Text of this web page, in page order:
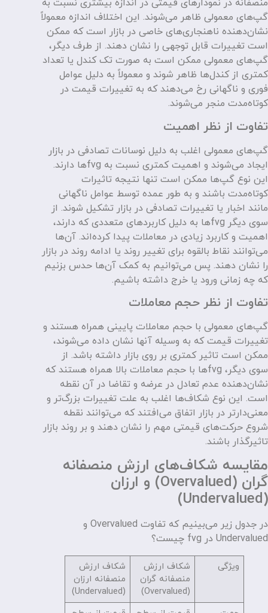
منصفانه در نمودارهای قیمتی در اندازه بیشتری نسبت به
گپ‌های معمولی ظاهر می‌شوند. این اختلاف اندازه معمولاً
نشان‌دهنده ناهنجاری‌های خاصی در بازار است که ممکن
است تغییرات قابل توجهی را نشان دهند. از طرف دیگر،
گپ‌های معمولی ممکن است به صورت تک کندل یا تعداد
کمتری از کندل‌ها ظاهر شوند و معمولاً به دلیل عوامل
فوری و ناگهانی رخ می‌دهند که به تغییرات قیمت در
کوتاه‌مدت منجر می‌شوند.
تفاوت از نظر اهمیت
گپ‌های معمولی اغلب به دلیل نوسانات تصادفی در بازار
ایجاد می‌شوند و اهمیت کمتری نسبت به fvgها دارند.
این نوع گپ‌ها ممکن است تنها نتیجه تاثیرات
کوتاه‌مدت باشند و به طور عمده توسط عوامل ناگهانی
مانند اخبار یا تغییرات تصادفی در بازار تشکیل شوند. از
سوی دیگر fvgها به دلیل کاربردهای متعددی که دارند،
اهمیت و کاربرد زیادی در معاملات پیدا کرده‌اند. آن‌ها
می‌توانند نقاط بالقوه برای تغییر روند یا ادامه روند در بازار
را نشان دهند. پس می‌توانیم به کمک آن‌ها حدس بزنیم
که چه زمانی ورود یا خرج داشته باشیم.
تفاوت از نظر حجم معاملات
گپ‌های معمولی با حجم معاملات پایینی همراه هستند و
تغییرات قیمت که به وسیله آنها نشان داده می‌شوند،
ممکن است تاثیر کمتری بر روی بازار داشته باشد. از
سوی دیگر، fvgها با حجم معاملات بالا همراه هستند که
نشان‌دهنده عدم تعادل در عرضه و تقاضا در آن نقطه
است. این نوع شکاف‌ها اغلب به علت تغییرات بزرگ‌تر و
معنی‌دارتر در بازار اتفاق می‌افتند که می‌توانند نقطه
شروع حرکت‌های قیمتی مهم را نشان دهند و بر روند بازار
تاثیرگذار باشند.
مقایسه شکاف‌های ارزش منصفانه
گران (Overvalued) و ارزان
(Undervalued)
در جدول زیر می‌بینیم که تفاوت Overvalued و
Undervalued در fvg چیست؟
ویژگی
شکاف ارزش
منصفانه گران
(Overvalued)
شکاف ارزش
منصفانه ارزان
(Undervalued)